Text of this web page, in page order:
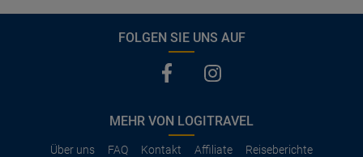
FOLGEN SIE UNS AUF
MEHR VON LOGITRAVEL
Über uns FAQ Kontakt Affiliate
Reiseberichte